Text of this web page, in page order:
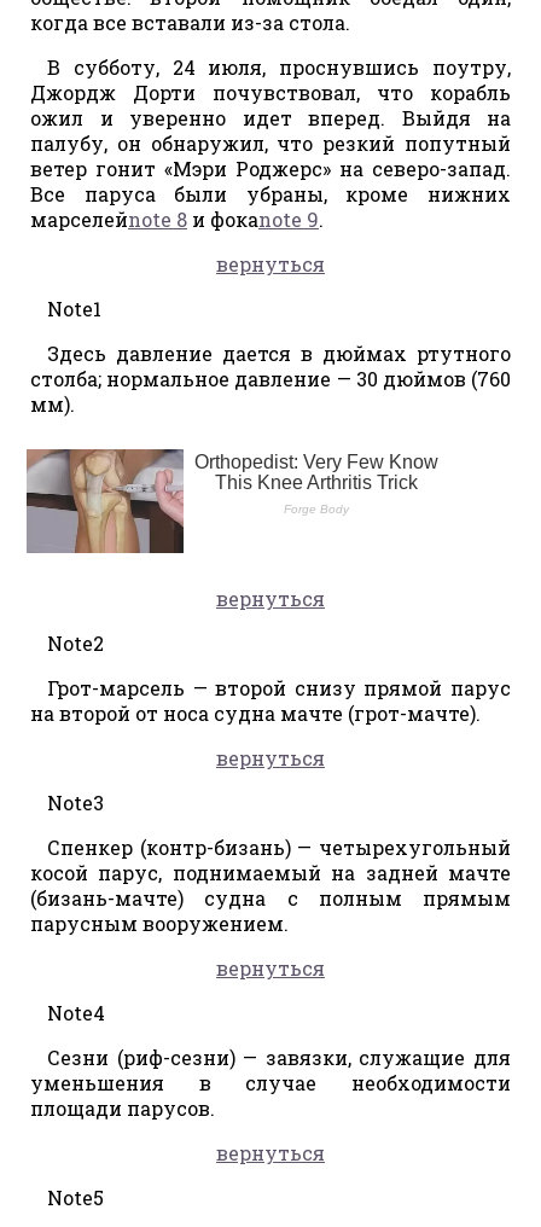
когда все вставали из-за стола.
В субботу, 24 июля, проснувшись поутру,
Джордж Дорти почувствовал, что корабль
ожил и уверенно идет вперед. Выйдя на
палубу, он обнаружил, что резкий попутный
ветер гонит «Мэри Роджерс» на северо-запад.
Все паруса были убраны, кроме нижних
марселейnote 8 и фокаnote 9.
вернуться
Note1
Здесь давление дается в дюймах ртутного
столба; нормальное давление — 30 дюймов (760
мм).
вернуться
Note2
Грот-марсель — второй снизу прямой парус
на второй от носа судна мачте (грот-мачте).
вернуться
Note3
Спенкер (контр-бизань) — четырехугольный
косой парус, поднимаемый на задней мачте
(бизань-мачте) судна с полным прямым
парусным вооружением.
вернуться
Note4
Сезни (риф-сезни) — завязки, служащие для
уменьшения в случае необходимости
площади парусов.
вернуться
Note5